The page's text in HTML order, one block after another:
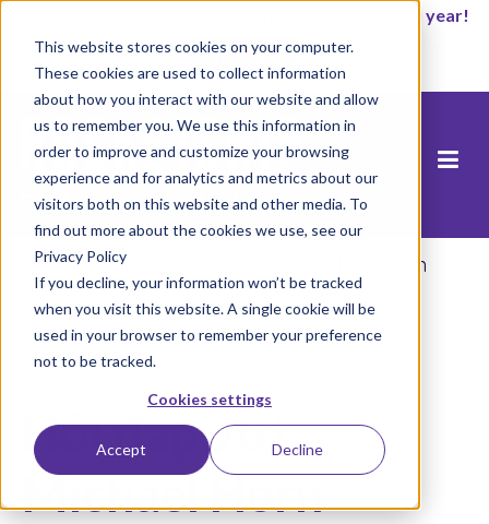
This website stores cookies on your computer.
These cookies are used to collect information
about how you interact with our website and allow
us to remember you. We use this information in
order to improve and customize your browsing
experience and for analytics and metrics about our
visitors both on this website and other media. To
find out more about the cookies we use, see our
Privacy Policy
If you decline, your information won’t be tracked
when you visit this website. A single cookie will be
used in your browser to remember your preference
not to be tracked.
Cookies settings
Accept Decline
It’s not too late to enroll for the 2026-2027 school year!
Start Now
Trang chủ/ Hỏi đáp với Michael Horn
Hỏi đáp với
Michael Horn